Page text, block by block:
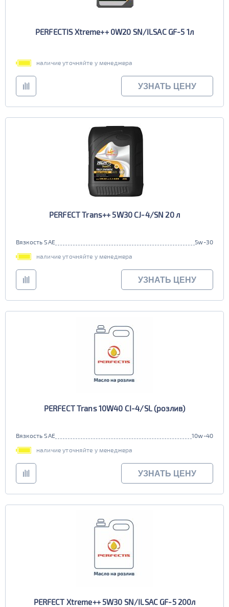
PERFECTIS Xtreme++ 0W20 SN/ILSAC GF-5 1л
наличие уточняйте у менеджера
УЗНАТЬ ЦЕНУ
PERFECT Trans++ 5W30 CJ-4/SN 20 л
Вязкость SAE
5w-30
наличие уточняйте у менеджера
УЗНАТЬ ЦЕНУ
PERFECT Trans 10W40 CI-4/SL (розлив)
Вязкость SAE
10w-40
наличие уточняйте у менеджера
УЗНАТЬ ЦЕНУ
PERFECT Xtreme++ 5W30 SN/ILSAC GF-5 200л